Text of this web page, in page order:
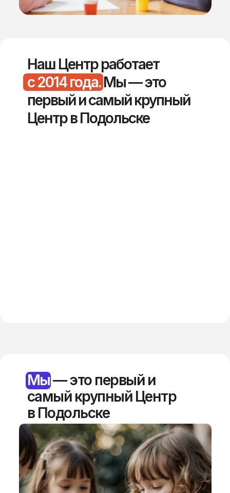
Наш Центр работает
с 2014 года.Мы — это
первый и самый крупный
Центр в Подольске
Мы— это первый и
самый крупный Центр
в Подольске